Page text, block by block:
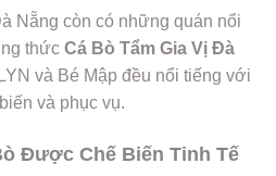
Nẵng còn có những quán nổi
thức Cá Bò Tẩm Gia Vị Đà
và Bé Mập đều nổi tiếng với
và phục vụ.
Được Chế Biến Tinh Tế